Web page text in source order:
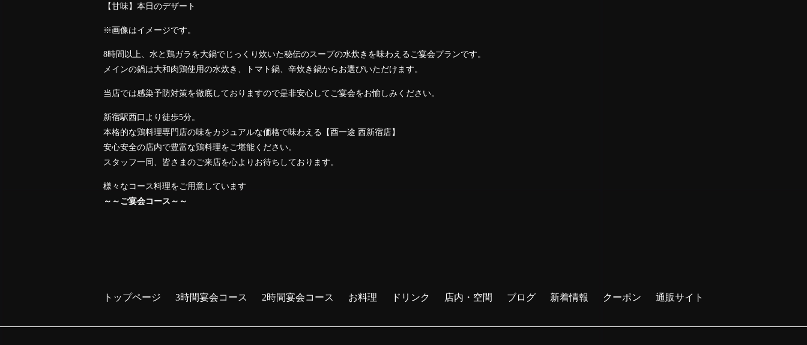
【甘味】本日のデザート
※画像はイメージです。
8時間以上、水と鶏ガラを大鍋でじっくり炊いた秘伝のスープの水炊きを味わえるご宴会プランです。
メインの鍋は大和肉鶏使用の水炊き、トマト鍋、辛炊き鍋からお選びいただけます。
当店では感染予防対策を徹底しておりますので是非安心してご宴会をお愉しみください。
新宿駅西口より徒歩5分。
本格的な鶏料理専門店の味をカジュアルな価格で味わえる【酉一途 西新宿店】
安心安全の店内で豊富な鶏料理をご堪能ください。
スタッフ一同、皆さまのご来店を心よりお待ちしております。
様々なコース料理をご用意しています
～～ご宴会コース～～
トップページ 3時間宴会コース 2時間宴会コース お料理 ドリンク 店内・空間 ブログ 新着情報 クーポン 通販サイト